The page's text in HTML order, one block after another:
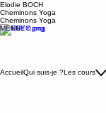
Elodie BOCH
Cheminons Yoga
Cheminons Yoga
MENU
AccueilQui suis-je ?Les cours